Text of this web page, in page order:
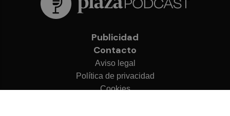
Publicidad
Contacto
Aviso legal
Política de privacidad
Cookies